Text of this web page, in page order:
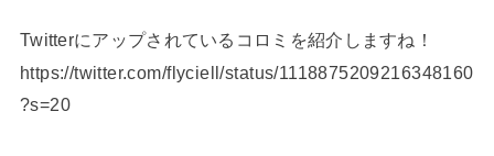
Twitterにアップされているコロミを紹介しますね！
https://twitter.com/flyciell/status/1118875209216348160
?s=20